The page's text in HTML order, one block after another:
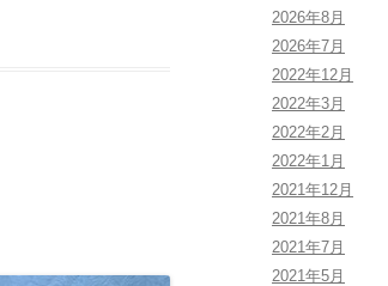
2026年8月
2026年7月
2022年12月
2022年3月
2022年2月
2022年1月
2021年12月
2021年8月
2021年7月
2021年5月